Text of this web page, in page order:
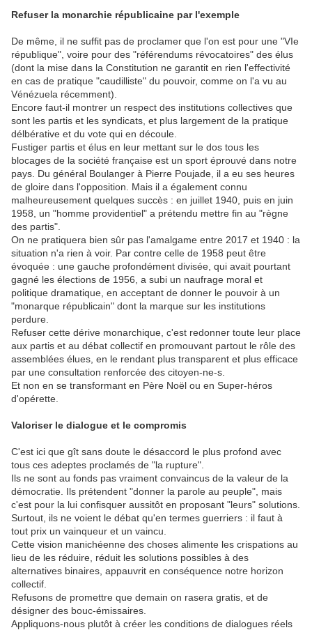
Refuser la monarchie républicaine par l'exemple
De même, il ne suffit pas de proclamer que l'on est pour une "VIe
république", voire pour des "référendums révocatoires" des élus
(dont la mise dans la Constitution ne garantit en rien l'effectivité
en cas de pratique "caudilliste" du pouvoir, comme on l'a vu au
Vénézuela récemment).
Encore faut-il montrer un respect des institutions collectives que
sont les partis et les syndicats, et plus largement de la pratique
délbérative et du vote qui en découle.
Fustiger partis et élus en leur mettant sur le dos tous les
blocages de la société française est un sport éprouvé dans notre
pays. Du général Boulanger à Pierre Poujade, il a eu ses heures
de gloire dans l'opposition. Mais il a également connu
malheureusement quelques succès : en juillet 1940, puis en juin
1958, un "homme providentiel" a prétendu mettre fin au "règne
des partis".
On ne pratiquera bien sûr pas l'amalgame entre 2017 et 1940 : la
situation n'a rien à voir. Par contre celle de 1958 peut être
évoquée : une gauche profondément divisée, qui avait pourtant
gagné les élections de 1956, a subi un naufrage moral et
politique dramatique, en acceptant de donner le pouvoir à un
"monarque républicain" dont la marque sur les institutions
perdure.
Refuser cette dérive monarchique, c'est redonner toute leur place
aux partis et au débat collectif en promouvant partout le rôle des
assemblées élues, en le rendant plus transparent et plus efficace
par une consultation renforcée des citoyen-ne-s.
Et non en se transformant en Père Noël ou en Super-héros
d'opérette.
Valoriser le dialogue et le compromis
C'est ici que gît sans doute le désaccord le plus profond avec
tous ces adeptes proclamés de "la rupture".
Ils ne sont au fonds pas vraiment convaincus de la valeur de la
démocratie. Ils prétendent "donner la parole au peuple", mais
c'est pour la lui confisquer aussitôt en proposant "leurs" solutions.
Surtout, ils ne voient le débat qu'en termes guerriers : il faut à
tout prix un vainqueur et un vaincu.
Cette vision manichéenne des choses alimente les crispations au
lieu de les réduire, réduit les solutions possibles à des
alternatives binaires, appauvrit en conséquence notre horizon
collectif.
Refusons de promettre que demain on rasera gratis, et de
désigner des bouc-émissaires.
Appliquons-nous plutôt à créer les conditions de dialogues réels